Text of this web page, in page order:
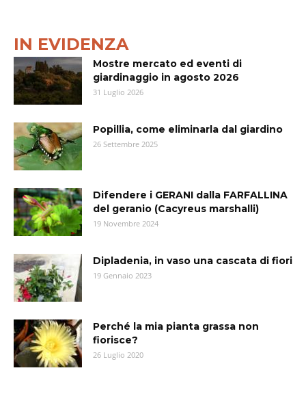
IN EVIDENZA
Mostre mercato ed eventi di
giardinaggio in agosto 2026
31 Luglio 2026
Popillia, come eliminarla dal giardino
26 Settembre 2025
Difendere i GERANI dalla FARFALLINA
del geranio (Cacyreus marshalli)
19 Novembre 2024
Dipladenia, in vaso una cascata di fiori
19 Gennaio 2023
Perché la mia pianta grassa non
fiorisce?
26 Luglio 2020